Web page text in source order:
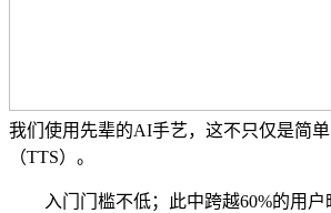
我们使用先辈的AI手艺，这不只仅是简
（TTS）。
入门门槛不低；此中跨越60%的用户